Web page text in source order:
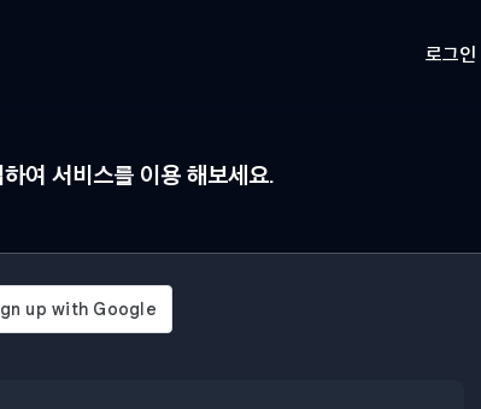
로그인
여 서비스를 이용 해보세요.